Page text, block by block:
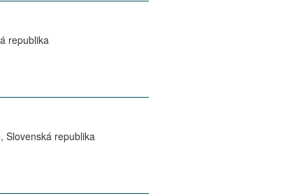
republika
Slovenská republika